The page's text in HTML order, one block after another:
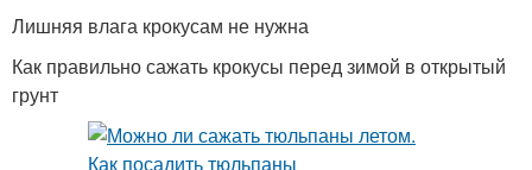
Лишняя влага крокусам не нужна
Как правильно сажать крокусы перед зимой в открытый
грунт